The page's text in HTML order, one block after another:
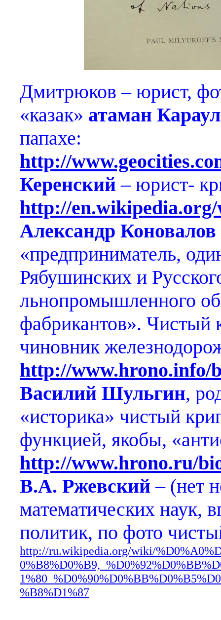
Дмитрюков – юрист,
«казак» атаман
папахе:
http://
Керенский– юрист-
http://
Александр Коновалов
«предприниматель,
Рябушинских и
льнопромышленного
фабрикантов». Чистый
чиновник
http://www.hrono.info/
Василий Шульгин,
«историка» чистый
функцией, якобы,
http://www.hrono.ru/
В.А. Ржевский – (нет
математических наук,
политик, по фото
http://ru.wikipedia.org/wiki/
%B8%D1%87